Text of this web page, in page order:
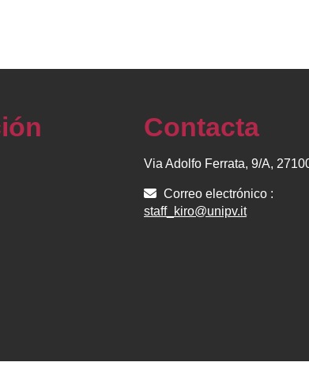
Contacta
Via Adolfo Ferrata, 9/A,
Correo electrónico :
staff_kiro@unipv.it